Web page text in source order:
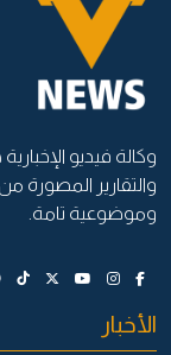
وكالة فيديو
والتقارير المصورة
وموضوعية تامة.
الأخبار